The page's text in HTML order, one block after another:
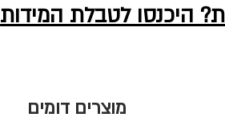
היכנסו לטבלת המידות
מוצרים דומים